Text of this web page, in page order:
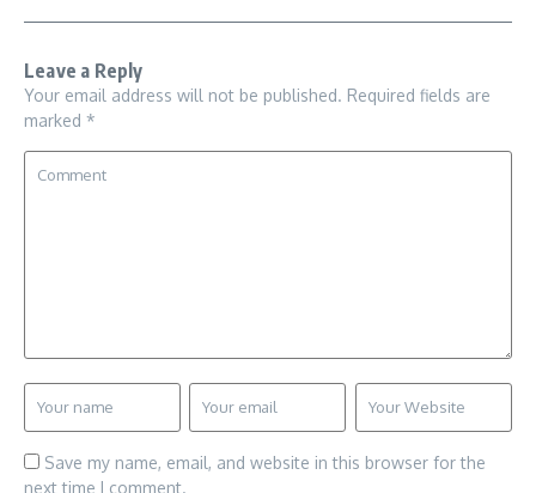
Leave a Reply
Your email address will not be published. Required fields are
marked *
Save my name, email, and website in this browser for the
next time I comment.